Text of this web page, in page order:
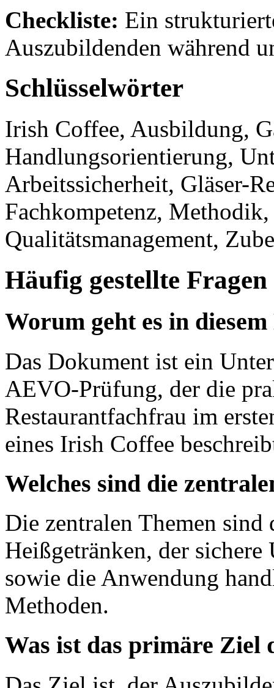
Checkliste: Ein
Auszubildenden während
Schlüsselwörter
Irish Coffee, Ausbildung,
Handlungsorientierung,
Arbeitssicherheit, Gläser-
Fachkompetenz,
Qualitätsmanagement,
Häufig gestellte Fragen
Worum geht es in
Das Dokument ist ein
AEVO-Prüfung, der die
Restaurantfachfrau im
eines Irish Coffee
Welches sind die
Die zentralen Themen
Heißgetränken, der
sowie die Anwendung
Methoden.
Was ist das primäre Ziel